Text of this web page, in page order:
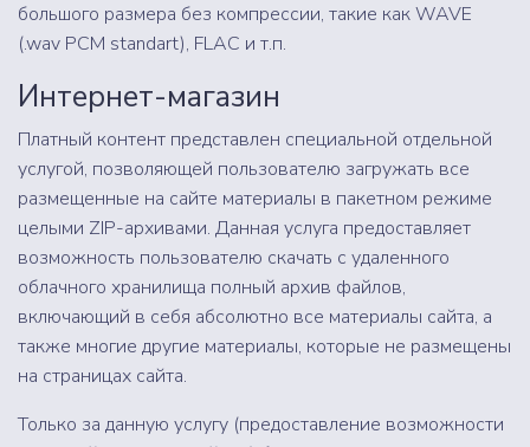
большого размера без компрессии, такие как WAVE
(.wav PCM standart), FLAC и т.п.
Интернет-магазин
Платный контент представлен специальной отдельной
услугой, позволяющей пользователю загружать все
размещенные на сайте материалы в пакетном режиме
целыми ZIP-архивами. Данная услуга предоставляет
возможность пользователю скачать с удаленного
облачного хранилища полный архив файлов,
включающий в себя абсолютно все материалы сайта, а
также многие другие материалы, которые не размещены
на страницах сайта.
Только за данную услугу (предоставление возможности